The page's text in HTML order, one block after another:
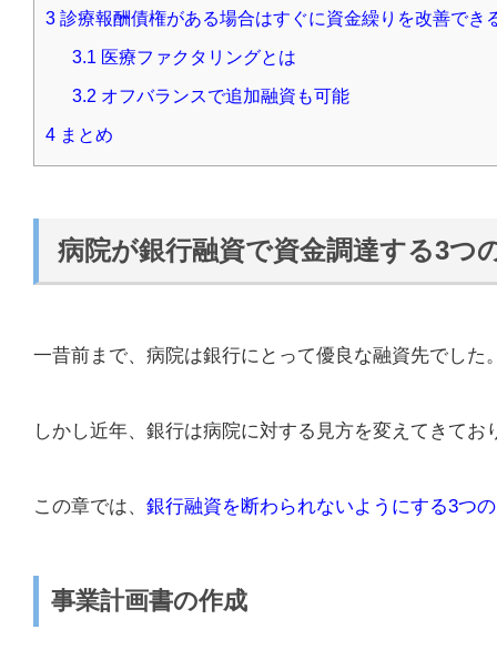
3 診療報酬債権がある場合はすぐに資金繰りを改善でき
3.1 医療ファクタリングとは
3.2 オフバランスで追加融資も可能
4 まとめ
病院が銀行融資で資金調達する3つ
一昔前まで、病院は銀行にとって優良な融資先でした
しかし近年、銀行は病院に対する見方を変えてきて
この章では、 銀行融資を断わられないようにする3つ
事業計画書の作成